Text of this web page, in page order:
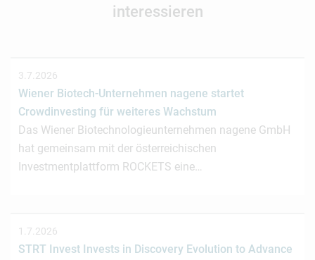
interessieren
3.7.2026
Wiener Biotech-Unternehmen nagene startet
Crowdinvesting für weiteres Wachstum
Das Wiener Biotechnologieunternehmen nagene GmbH
hat gemeinsam mit der österreichischen
Investmentplattform ROCKETS eine…
1.7.2026
STRT Invest Invests in Discovery Evolution to Advance